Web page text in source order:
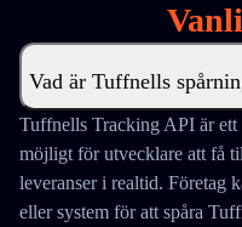
Vad är Tuffnells
Tuffnells Tracking API är
möjligt för utvecklare att få
leveranser i realtid. Företag
eller system för att spåra